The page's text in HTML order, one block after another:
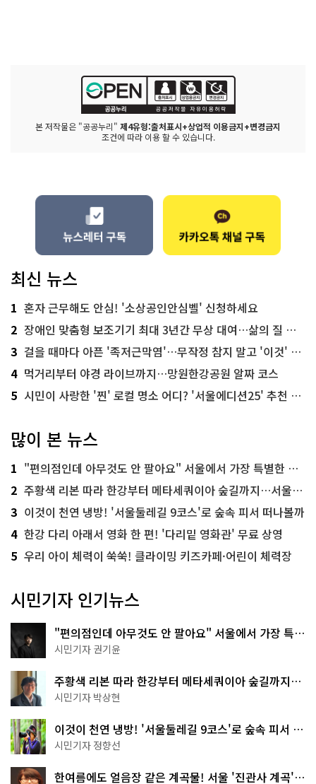
본 저작물은 "공공누리" 제4유형:출처표시+상업적 이용금지+변경금지
조건에 따라 이용 할 수 있습니다.
최신 뉴스
1 혼자 근무해도 안심! '소상공인안심벨' 신청하세요
2 장애인 맞춤형 보조기기 최대 3년간 무상 대여…삶의 질 높인다
3 걸을 때마다 아픈 '족저근막염'…무작정 참지 말고 '이것' 해보세요!
4 먹거리부터 야경 라이브까지…망원한강공원 알짜 코스
5 시민이 사랑한 '찐' 로컬 명소 어디? '서울에디션25' 추천 코스
많이 본 뉴스
1 "편의점인데 아무것도 안 팔아요" 서울에서 가장 특별한 편의점의 정체
2 주황색 리본 따라 한강부터 메타세쿼이아 숲길까지…서울둘레길 15코스
3 이것이 천연 냉방! '서울둘레길 9코스'로 숲속 피서 떠나볼까
4 한강 다리 아래서 영화 한 편! '다리밑 영화관' 무료 상영
5 우리 아이 체력이 쑥쑥! 클라이밍 키즈카페·어린이 체력장
시민기자 인기뉴스
"편의점인데 아무것도 안 팔아요" 서울에서 가장 특별
한 편의점의 정체
시민기자 권기윤
주황색 리본 따라 한강부터 메타세쿼이아 숲길까지…
서울둘레길 15코스
시민기자 박상현
이것이 천연 냉방! '서울둘레길 9코스'로 숲속 피서 떠
나볼까
시민기자 정향선
한여름에도 얼음장 같은 계곡물! 서울 '진관사 계곡'이